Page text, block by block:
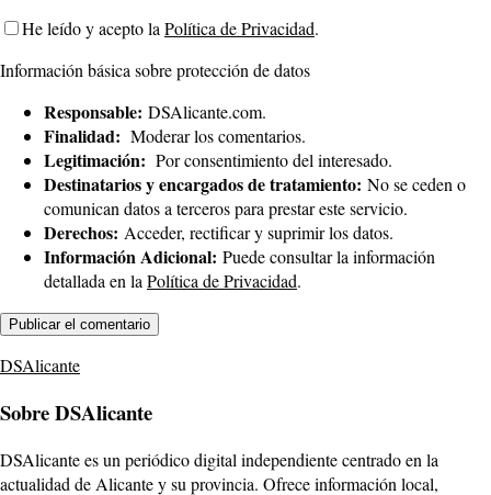
He leído y acepto laPolítica de Privacidad.
Información básica sobre protección de datos
Responsable: DSAlicante.com.
Finalidad: Moderar los comentarios.
Legitimación: Por consentimiento del interesado.
Destinatarios y encargados de tratamiento: No se ceden o
comunican datos a terceros para prestar este servicio.
Derechos: Acceder, rectificar y suprimir los datos.
Información Adicional: Puede consultar la información
detallada en laPolítica de Privacidad.
DSAlicante
Sobre DSAlicante
DSAlicante es un periódico digital independiente centrado en la
actualidad de Alicante y su provincia. Ofrece información local,